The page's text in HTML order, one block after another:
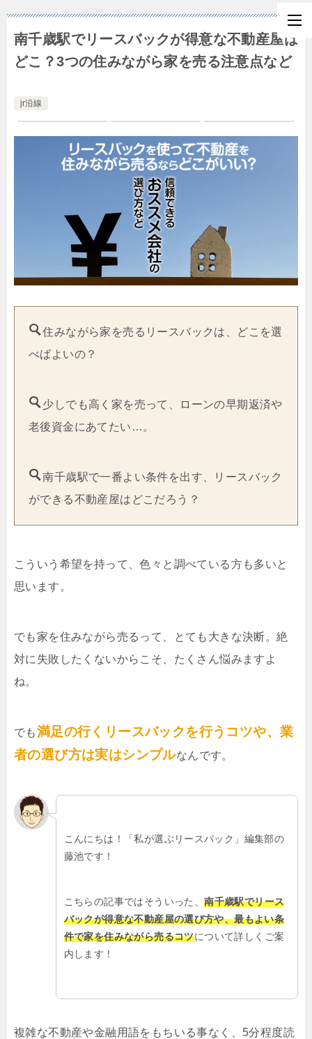
南千歳駅でリースバックが得意な不動産屋は
どこ？3つの住みながら家を売る注意点など
jr沿線
住みながら家を売るリースバックは、どこを選
べばよいの？
少しでも高く家を売って、ローンの早期返済や
老後資金にあてたい…。
南千歳駅で一番よい条件を出す、リースバック
ができる不動産屋はどこだろう？
こういう希望を持って、色々と調べている方も多いと
思います。
でも家を住みながら売るって、とても大きな決断。絶
対に失敗したくないからこそ、たくさん悩みますよ
ね。
でも満足の行くリースバックを行うコツや、業
者の選び方は実はシンプルなんです。
こんにちは！「私が選ぶリースバック」編集部の
藤池です！
こちらの記事ではそういった、南千歳駅でリース
バックが得意な不動産屋の選び方や、最もよい条
件で家を住みながら売るコツについて詳しくご案
内します！
複雑な不動産や金融用語をもちいる事なく、5分程度読